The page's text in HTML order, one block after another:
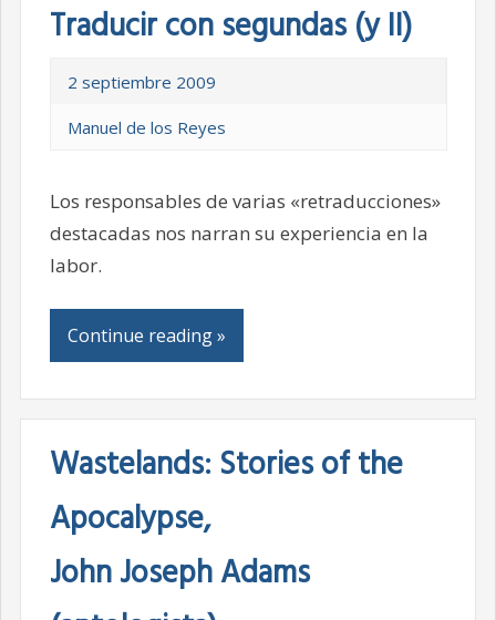
Traducir con segundas (y II)
2 septiembre 2009
Manuel de los Reyes
Los responsables de varias «retraducciones»
destacadas nos narran su experiencia en la
labor.
Continue reading »
Wastelands: Stories of the
Apocalypse,
John Joseph Adams